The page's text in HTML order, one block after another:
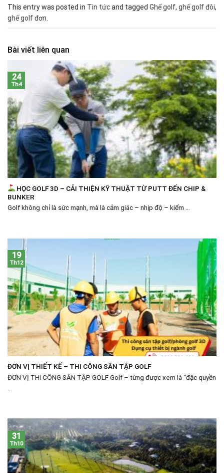
This entry was posted in Tin tứcand tagged Ghế golf, ghế golf đôi,
ghế golf đơn
Bài viết liên quan
HỌC GOLF 3D – CẢI THIỆN KỸ THUẬT TỪ PUTT ĐẾN CHIP &
BUNKER
Golf không chỉ là sức mạnh, mà là cảm giác – nhịp độ – kiểm ...
24
Th4
ĐƠN VỊ THIẾT KẾ – THI CÔNG SÂN TẬP GOLF
ĐƠN VỊ THI CÔNG SÂN TẬP GOLF Golf – từng được xem là “đặc quyền
19
Th12
31
Th10